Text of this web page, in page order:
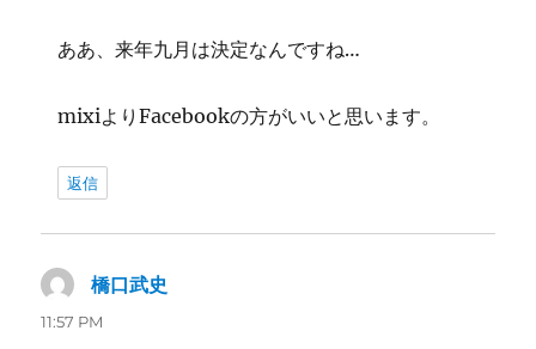
ああ、来年九月は決定なんですね…
mixiよりFacebookの方がいいと思います。
返信
橋口武史
11:57 PM